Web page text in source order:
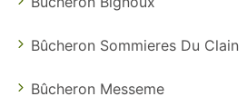
Bûcheron Sommieres Du Clain
Bûcheron Messeme